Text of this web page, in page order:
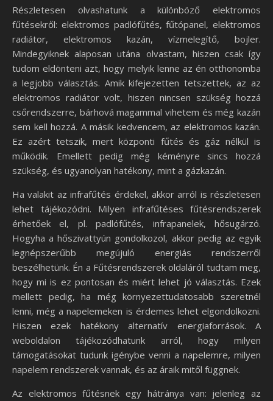
Részletesen olvashatunk a különböző elektromos
fűtésekről: elektromos padlófűtés, fűtópanel, elektromos
radiátor, elektromos kazán, vízmelegítő, bojler.
Mindegyiknek alaposan utána olvastam, hiszen csak így
tudom eldönteni azt, hogy melyik lenne az én otthonomba
a legjobb választás. Amik kifejezetten tetszettek, az az
elektromos radiátor volt, hiszen nincsen szükség hozzá
csőrendszerre, bárhová magammal vihetem és még kazán
sem kell hozzá. A másik kedvencem, az elektromos kazán.
Ez azért tetszik, mert központi fűtés és gáz nélkül is
működik. Emellett pedig még kéményre sincs hozzá
szükség, és ugyanolyan hatékony, mint a gázkazán.
Ha valakit az infrafűtés érdekel, akkor arról is részletesen
lehet tájékozódni. Milyen infrafűtéses fűtésrendszerek
érhetőek el, pl. padlófűtés, infrapanelek, hősugárzó.
Hogyha a hőszivattyún gondolkozol, akkor pedig az egyik
legnépszerűbb megújuló energiás rendszerről
beszélhetünk. Én a Fűtésrendszerek oldaláról tudtam meg,
hogy mi is ez pontosan és miért lehet jó választás. Ezek
mellett pedig, ha még környezettudatosabb szeretnél
lenni, még a napelemeken is érdemes lehet elgondolkozni.
Hiszen ezek hatékony alternatív energiaforrások. A
weboldalon tájékozódhatunk arról, hogy milyen
támogatásokat tudunk igénybe venni a napelemre, milyen
napelem rendszerek vannak, és az áraik mitől függnek.
Az elektromos fűtésnek egy hátránya van: jelenleg az